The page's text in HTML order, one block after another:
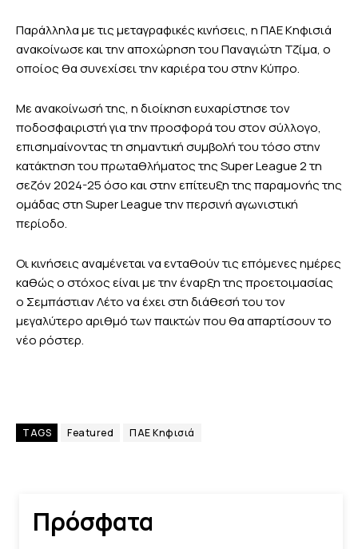
Παράλληλα με τις μεταγραφικές κινήσεις, η ΠΑΕ Κηφισιά
ανακοίνωσε και την αποχώρηση του Παναγιώτη Τζίμα, ο
οποίος θα συνεχίσει την καριέρα του στην Κύπρο.
Με ανακοίνωσή της, η διοίκηση ευχαρίστησε τον
ποδοσφαιριστή για την προσφορά του στον σύλλογο,
επισημαίνοντας τη σημαντική συμβολή του τόσο στην
κατάκτηση του πρωταθλήματος της Super League 2 τη
σεζόν 2024-25 όσο και στην επίτευξη της παραμονής της
ομάδας στη Super League την περσινή αγωνιστική
περίοδο.
Οι κινήσεις αναμένεται να ενταθούν τις επόμενες ημέρες
καθώς ο στόχος είναι με την έναρξη της προετοιμασίας
ο Σεμπάστιαν Λέτο να έχει στη διάθεσή του τον
μεγαλύτερο αριθμό των παικτών που θα απαρτίσουν το
νέο ρόστερ.
TAGS Featured ΠΑΕ Κηφισιά
Πρόσφατα